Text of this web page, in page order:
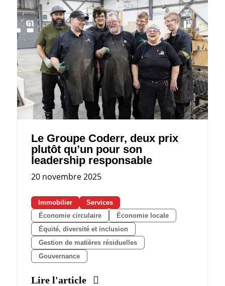
Le Groupe Coderr, deux prix
plutôt qu’un pour son
leadership responsable
20 novembre 2025
Immobilier
Services
Économie circulaire
Économie locale
Équité, diversité et inclusion
Gestion de matières résiduelles
Gouvernance
Lire l'article